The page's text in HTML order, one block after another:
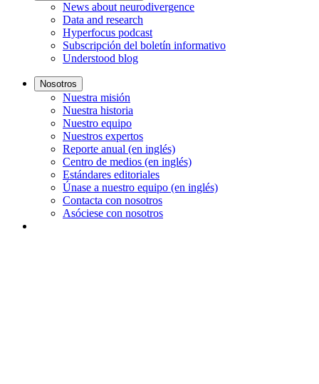
News about neurodivergence
Data and research
Hyperfocus podcast
Subscripción del boletín informativo
Understood blog
Nosotros
Nuestra misión
Nuestra historia
Nuestro equipo
Nuestros expertos
Reporte anual (en inglés)
Centro de medios (en inglés)
Estándares editoriales
Únase a nuestro equipo (en inglés)
Contacta con nosotros
Asóciese con nosotros